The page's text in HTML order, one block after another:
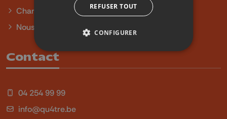
Charte sur l'égalité et la diversité
Nous contacter
Contact
04 254 99 99
info@qu4tre.be
REFUSER TOUT
CONFIGURER